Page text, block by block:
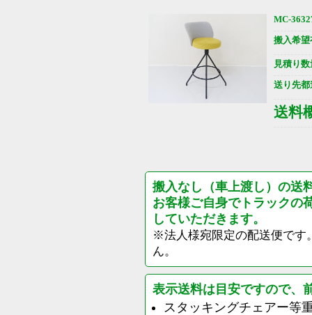
MC-
搬入希望
見積り数
送り先都
送料
搬入なし（車上渡し）の送
お客様ご自身でトラックの
していただきます。
※法人様宛限定の配送便です
ん。
表示送料は目安ですので、
スタッキングチェアー等